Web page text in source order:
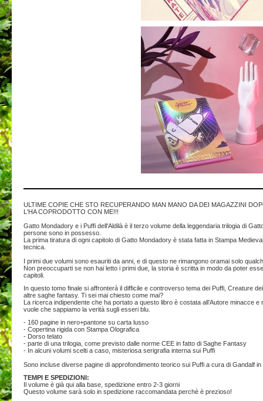
ULTIME COPIE CHE STO RECUPERANDO MAN MANO DA DEI MAGAZZINI
L'HA COPRODOTTO CON ME!!!
Gatto Mondadory e i Puffi dell'Aldilà è il terzo volume della leggendaria trilogia di
persone sono in possesso.
La prima tiratura di ogni capitolo di Gatto Mondadory è stata fatta in Stampa
tecnica.
I primi due volumi sono esauriti da anni, e di questo ne rimangono oramai solo
Non preoccuparti se non hai letto i primi due, la storia è scritta in modo da poter
capitoli.
In questo tomo finale si affronterà il difficile e controverso tema dei Puffi, Creature
altre saghe fantasy. Ti sei mai chiesto come mai?
La ricerca indipendente che ha portato a questo libro è costata all’Autore minacce
vuole che sappiamo la verità sugli esseri blu.
- 160 pagine in nero+pantone su carta lusso
- Copertina rigida con Stampa Olografica
- Dorso telato
- parte di una trilogia, come previsto dalle norme CEE in fatto di Saghe Fantasy
- In alcuni volumi scelti a caso, misteriosa serigrafia interna sui Puffi
Sono incluse diverse pagine di approfondimento teorico sui Puffi a cura di Gandalf
TEMPI E SPEDIZIONI:
Il volume è già qui alla base, spedizione entro 2-3 giorni
Questo volume sarà solo in spedizione raccomandata perchè è prezioso!